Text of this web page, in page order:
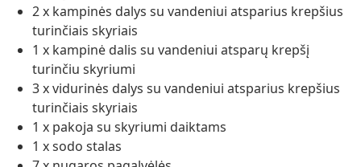
2 x kampinės dalys su vandeniui atsparius krepšius
turinčiais skyriais
1 x kampinė dalis su vandeniui atsparų krepšį
turinčiu skyriumi
3 x vidurinės dalys su vandeniui atsparius krepšius
turinčiais skyriais
1 x pakoja su skyriumi daiktams
1 x sodo stalas